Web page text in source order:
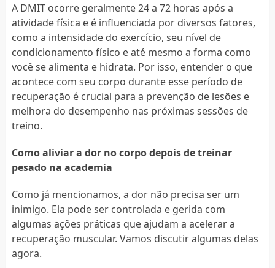
A DMIT ocorre geralmente 24 a 72 horas após a
atividade física e é influenciada por diversos fatores,
como a intensidade do exercício, seu nível de
condicionamento físico e até mesmo a forma como
você se alimenta e hidrata. Por isso, entender o que
acontece com seu corpo durante esse período de
recuperação é crucial para a prevenção de lesões e
melhora do desempenho nas próximas sessões de
treino.
Como aliviar a dor no corpo depois de treinar
pesado na academia
Como já mencionamos, a dor não precisa ser um
inimigo. Ela pode ser controlada e gerida com
algumas ações práticas que ajudam a acelerar a
recuperação muscular. Vamos discutir algumas delas
agora.